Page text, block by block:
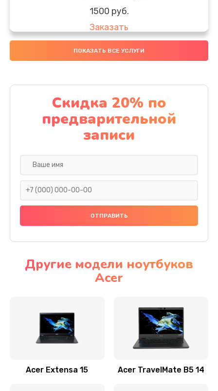
1500 руб.
Заказать
Замена южного моста
Заказать
Чистка от пыли
1060 руб.
Заказать
Ремонт подсветки
Настройка BIOS
Замена видеочипа
Заказать
ПОКАЗАТЬ ВСЕ УСЛУГИ
Скидка 20% по
предварительной
записи
Другие модели ноутбуков
Acer
Acer Extensa 15 Acer TravelMate B5 14